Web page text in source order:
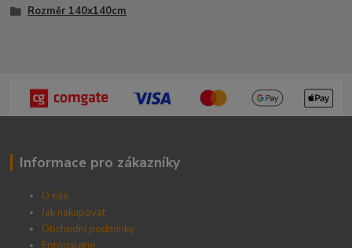
Rozměr 140x140cm
Informace pro zákazníky
O nás
Jak nakupovat
Obchodní podmínky